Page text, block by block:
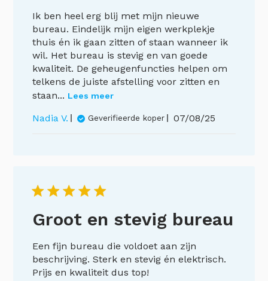
Ik ben heel erg blij met mijn nieuwe
bureau. Eindelijk mijn eigen werkplekje
thuis én ik gaan zitten of staan wanneer ik
wil. Het bureau is stevig en van goede
kwaliteit. De geheugenfuncties helpen om
telkens de juiste afstelling voor zitten en
staan... Lees meer
Nadia V. Geverifieerde koper 07/08/25
Groot en stevig bureau
Een fijn bureau die voldoet aan zijn
beschrijving. Sterk en stevig én elektrisch.
Prijs en kwaliteit dus top!